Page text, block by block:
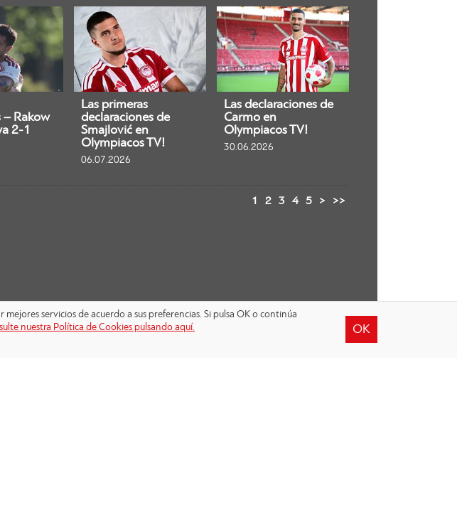
– Rakow
2-1
Las primeras
declaraciones de
Smajlović en
Olympiacos TV!
06.07.2026
Las declaraciones de
Carmo en
Olympiacos TV!
30.06.2026
1 2 3 4 5 > >>
servicios de acuerdo a sus preferencias. Si pulsa OK o continúa
nuestra Política de Cookies pulsando aquí. OK